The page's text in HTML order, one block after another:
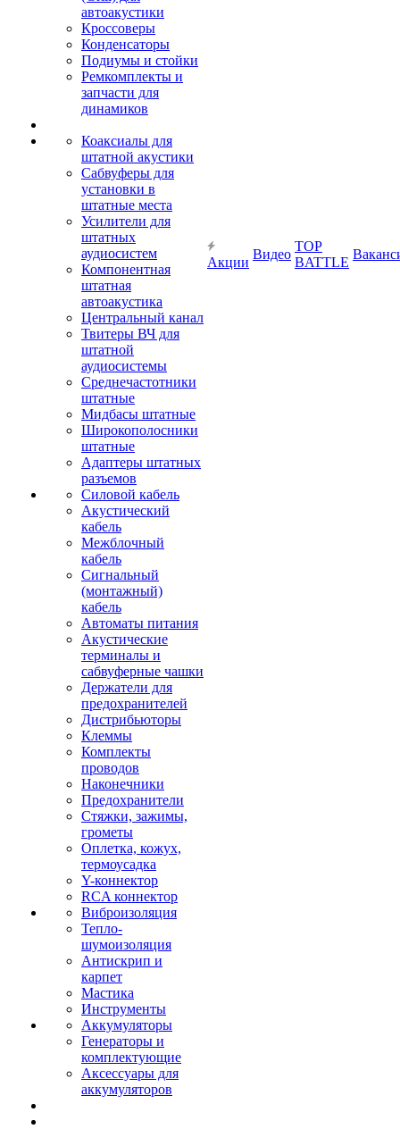
автоакустики
Кроссоверы
Конденсаторы
Подиумы и стойки
Ремкомплекты и
запчасти для
динамиков
Коаксиалы для
штатной акустики
Сабвуферы для
установки в
штатные места
Усилители для
штатных
аудиосистем
Компонентная
штатная
автоакустика
Центральный канал
Твитеры ВЧ для
штатной
аудиосистемы
Среднечастотники
штатные
Мидбасы штатные
Широкополосники
штатные
Адаптеры штатных
разъемов
Силовой кабель
Акустический
кабель
Межблочный
кабель
Сигнальный
(монтажный)
кабель
Автоматы питания
Акустические
терминалы и
сабвуферные чашки
Держатели для
предохранителей
Дистрибьюторы
Клеммы
Комплекты
проводов
Наконечники
Предохранители
Стяжки, зажимы,
грометы
Оплетка, кожух,
термоусадка
Y-коннектор
RCA коннектор
Виброизоляция
Тепло-
шумоизоляция
Антискрип и
карпет
Мастика
Инструменты
Аккумуляторы
Генераторы и
комплектующие
Аксессуары для
аккумуляторов
Акции
Видео
TOP
BATTLE